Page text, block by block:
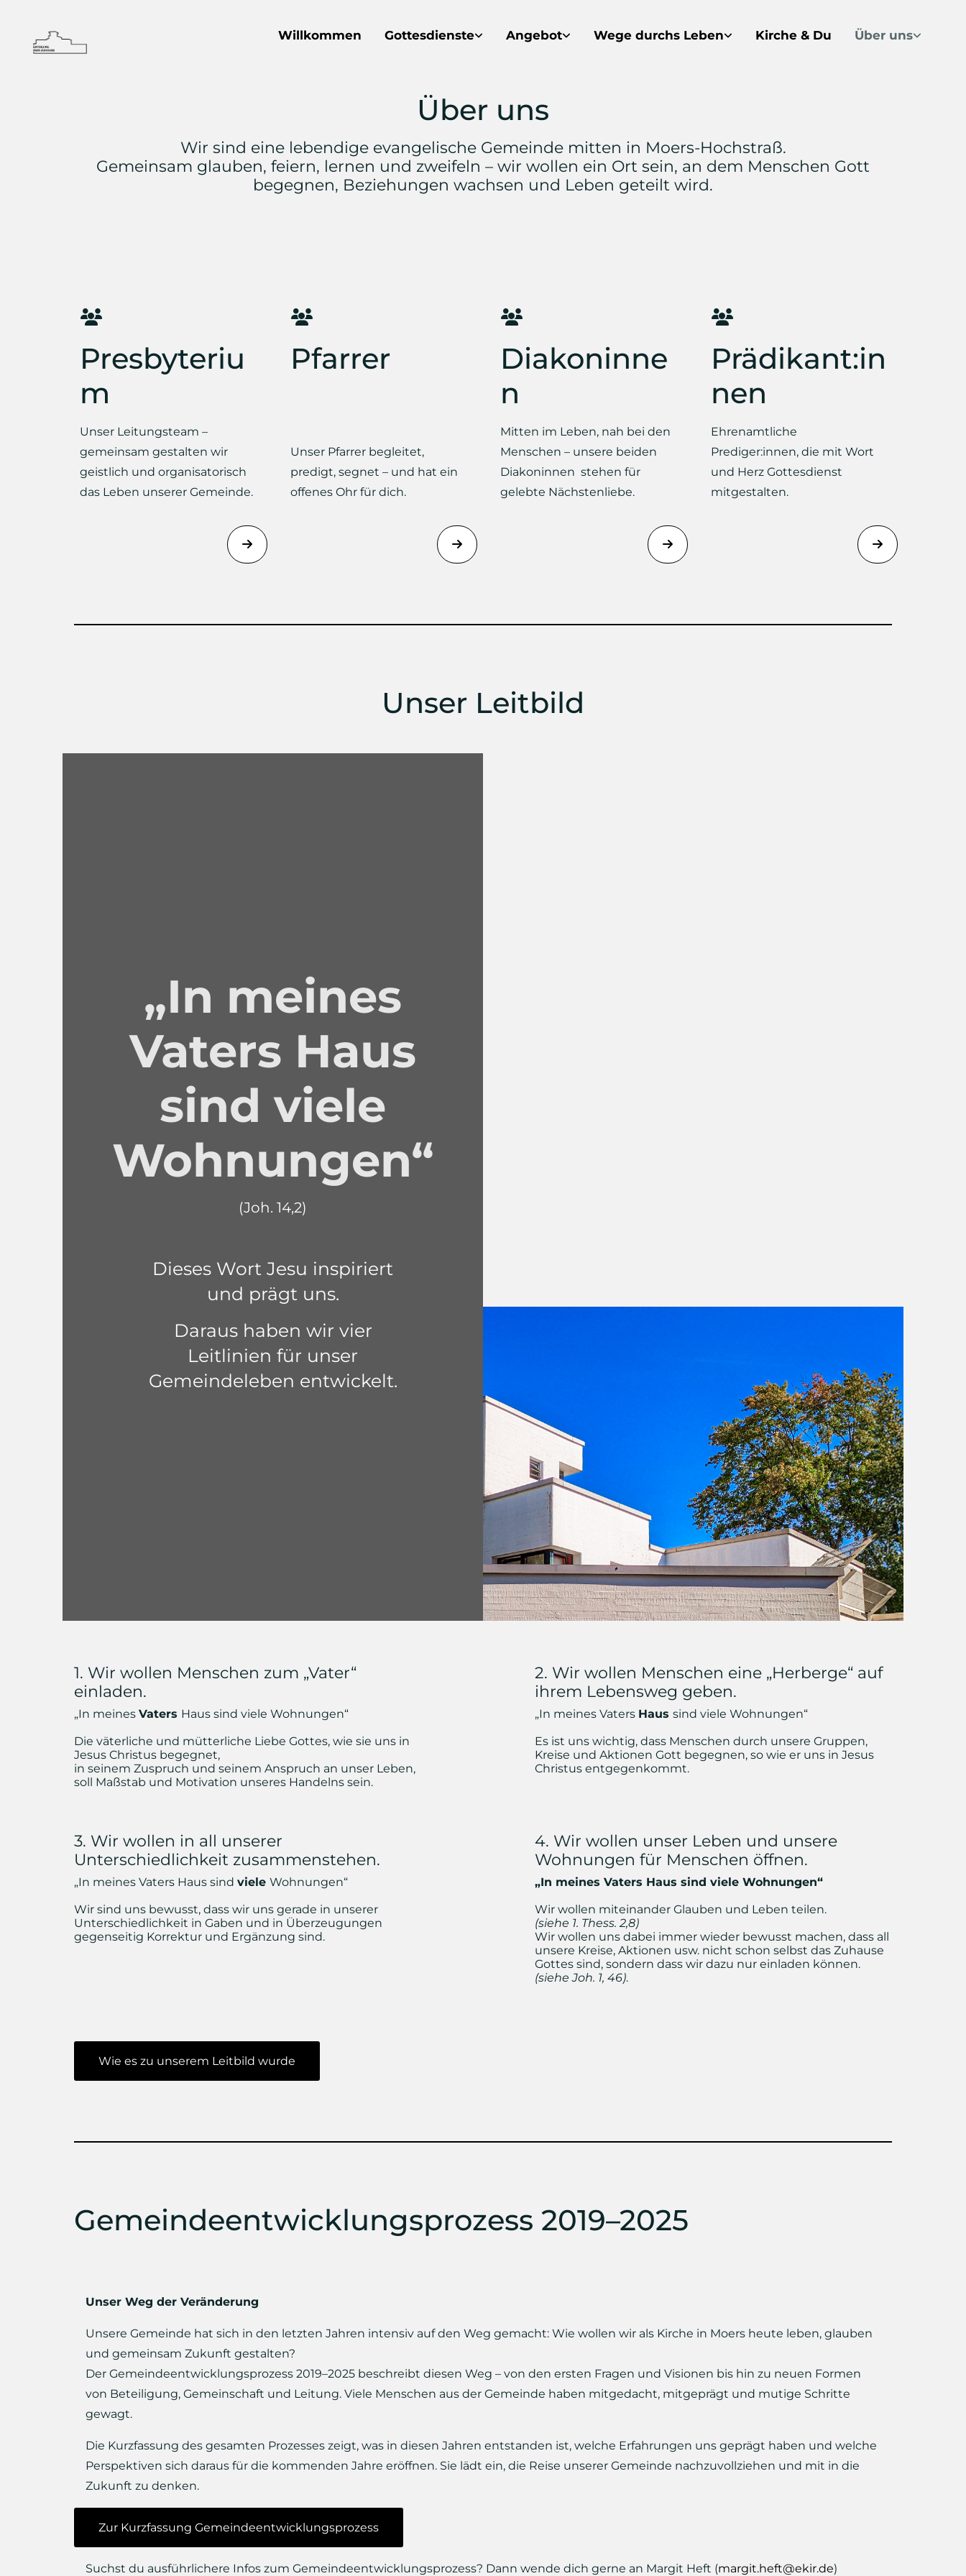
Willkommen Gottesdienste Angebot Wege durchs Leben Kirche & Du Über uns
Über uns
Wir sind eine lebendige evangelische Gemeinde mitten in Moers-Hochstraß.
Gemeinsam glauben, feiern, lernen und zweifeln – wir wollen ein Ort sein, an dem Menschen Gott
begegnen, Beziehungen wachsen und Leben geteilt wird.
Presbyteriu
m
Unser Leitungsteam –
gemeinsam gestalten wir
geistlich und organisatorisch
das Leben unserer Gemeinde.
Pfarrer
Unser Pfarrer begleitet,
predigt, segnet – und hat ein
offenes Ohr für dich.
Diakoninne
n
Mitten im Leben, nah bei den
Menschen – unsere beiden
Diakoninnen stehen für
gelebte Nächstenliebe.
Prädikant:in
nen
Ehrenamtliche
Prediger:innen, die mit Wort
und Herz Gottesdienst
mitgestalten.
Unser Leitbild
„In meines
Vaters Haus
sind viele
Wohnungen“
(Joh. 14,2)
Dieses Wort Jesu inspiriert
und prägt uns.
Daraus haben wir vier
Leitlinien für unser
Gemeindeleben entwickelt.
1. Wir wollen Menschen zum „Vater“
einladen.
„In meines Vaters Haus sind viele Wohnungen“
Die väterliche und mütterliche Liebe Gottes, wie sie uns in
Jesus Christus begegnet,
in seinem Zuspruch und seinem Anspruch an unser Leben,
soll Maßstab und Motivation unseres Handelns sein.
2. Wir wollen Menschen eine „Herberge“ auf
ihrem Lebensweg geben.
„In meines Vaters Haus sind viele Wohnungen“
Es ist uns wichtig, dass Menschen durch unsere Gruppen,
Kreise und Aktionen Gott begegnen, so wie er uns in Jesus
Christus entgegenkommt.
3. Wir wollen in all unserer
Unterschiedlichkeit zusammenstehen.
„In meines Vaters Haus sind viele Wohnungen“
Wir sind uns bewusst, dass wir uns gerade in unserer
Unterschiedlichkeit in Gaben und in Überzeugungen
gegenseitig Korrektur und Ergänzung sind.
4. Wir wollen unser Leben und unsere
Wohnungen für Menschen öffnen.
„In meines Vaters Haus sind viele Wohnungen“
Wir wollen miteinander Glauben und Leben teilen.
(siehe 1. Thess. 2,8)
Wir wollen uns dabei immer wieder bewusst machen, dass all
unsere Kreise, Aktionen usw. nicht schon selbst das Zuhause
Gottes sind, sondern dass wir dazu nur einladen können.
(siehe Joh. 1, 46).
Wie es zu unserem Leitbild wurde
Gemeindeentwicklungsprozess 2019–2025
Unser Weg der Veränderung
Unsere Gemeinde hat sich in den letzten Jahren intensiv auf den Weg gemacht: Wie wollen wir als Kirche in Moers heute leben, glauben
und gemeinsam Zukunft gestalten?
Der Gemeindeentwicklungsprozess 2019–2025 beschreibt diesen Weg – von den ersten Fragen und Visionen bis hin zu neuen Formen
von Beteiligung, Gemeinschaft und Leitung. Viele Menschen aus der Gemeinde haben mitgedacht, mitgeprägt und mutige Schritte
gewagt.
Die Kurzfassung des gesamten Prozesses zeigt, was in diesen Jahren entstanden ist, welche Erfahrungen uns geprägt haben und welche
Perspektiven sich daraus für die kommenden Jahre eröffnen. Sie lädt ein, die Reise unserer Gemeinde nachzuvollziehen und mit in die
Zukunft zu denken.
Zur Kurzfassung Gemeindeentwicklungsprozess
Suchst du ausführlichere Infos zum Gemeindeentwicklungsprozess? Dann wende dich gerne an Margit Heft (margit.heft@ekir.de)